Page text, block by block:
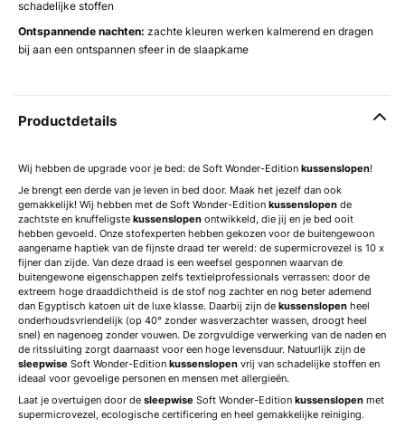
schadelijke stoffen
Ontspannende nachten: zachte kleuren werken kalmerend en dragen
bij aan een ontspannen sfeer in de slaapkame
Productdetails
Wij hebben de upgrade voor je bed: de Soft Wonder-Edition kussenslopen!
Je brengt een derde van je leven in bed door. Maak het jezelf dan ook
gemakkelijk! Wij hebben met de Soft Wonder-Edition kussenslopen de
zachtste en knuffeligste kussenslopen ontwikkeld, die jij en je bed ooit
hebben gevoeld. Onze stofexperten hebben gekozen voor de buitengewoon
aangename haptiek van de fijnste draad ter wereld: de supermicrovezel is 10 x
fijner dan zijde. Van deze draad is een weefsel gesponnen waarvan de
buitengewone eigenschappen zelfs textielprofessionals verrassen: door de
extreem hoge draaddichtheid is de stof nog zachter en nog beter ademend
dan Egyptisch katoen uit de luxe klasse. Daarbij zijn de kussenslopen heel
onderhoudsvriendelijk (op 40° zonder wasverzachter wassen, droogt heel
snel) en nagenoeg zonder vouwen. De zorgvuldige verwerking van de naden en
de ritssluiting zorgt daarnaast voor een hoge levensduur. Natuurlijk zijn de
sleepwise Soft Wonder-Edition kussenslopen vrij van schadelijke stoffen en
ideaal voor gevoelige personen en mensen met allergieën.
Laat je overtuigen door de sleepwise Soft Wonder-Edition kussenslopen met
supermicrovezel, ecologische certificering en heel gemakkelijke reiniging.